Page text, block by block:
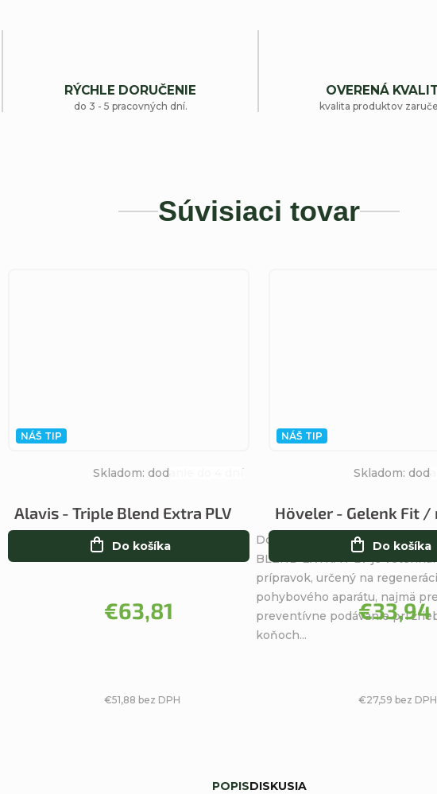
RÝCHLE DORUČENIE
do 3 - 5 pracovných dní.
OVERENÁ
kvalita produktov
Súvisiaci tovar
NÁŠ TIP
Alavis - Triple Blend Extra PLV
produktu
5,0
Skladom: dodanie do 4 dní
€51,88 bez DPH
€63,81
Do košíka
Doplnok pre kone ALAVIS -
BLEND EXTRA PLV je
prípravok, určený na
pohybového aparátu, najmä pre
preventívne podávanie pri
koňoch...
NÁŠ TIP
Höveler - Gelenk Fit /
5
Skladom:
€27,59 bez DPH
€33,94
Do košíka
POPISDISKUSIA